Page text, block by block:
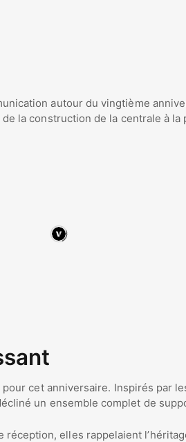
autour du vingtième
la construction de la centrale à la
cet anniversaire. Inspirés par
un ensemble complet de
réception, elles rappelaient